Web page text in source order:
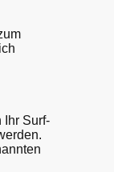
Ihr Surf-